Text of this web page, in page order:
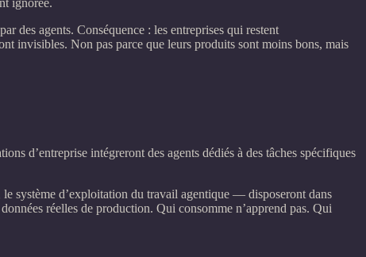
des agents. Conséquence : les entreprises qui restent
invisibles. Non pas parce que leurs produits sont moins bons, mais
d’entreprise intégreront des agents dédiés à des tâches spécifiques
le système d’exploitation du travail agentique — disposeront dans
réelles de production. Qui consomme n’apprend pas. Qui